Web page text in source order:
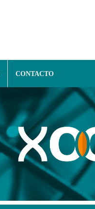
CONTACTO